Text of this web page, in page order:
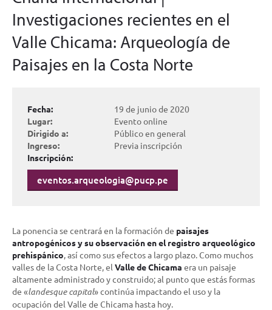
Investigaciones recientes en el
Valle Chicama: Arqueología de
Paisajes en la Costa Norte
Fecha:
19 de junio de 2020
Lugar:
Evento online
Dirigido a:
Público en general
Ingreso:
Previa inscripción
Inscripción:
eventos.arqueologia@pucp.pe
La ponencia se centrará en la formación de paisajes
antropogénicos y su observación en el registro arqueológico
prehispánico, así como sus efectos a largo plazo. Como muchos
valles de la Costa Norte, el Valle de Chicama era un paisaje
altamente administrado y construido; al punto que estás formas
de «landesque capital» continúa impactando el uso y la
ocupación del Valle de Chicama hasta hoy.